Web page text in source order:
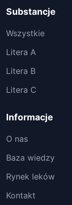
Substancje
Wszystkie
Litera A
Litera B
Litera C
Informacje
O nas
Baza wiedzy
Rynek leków
Kontakt